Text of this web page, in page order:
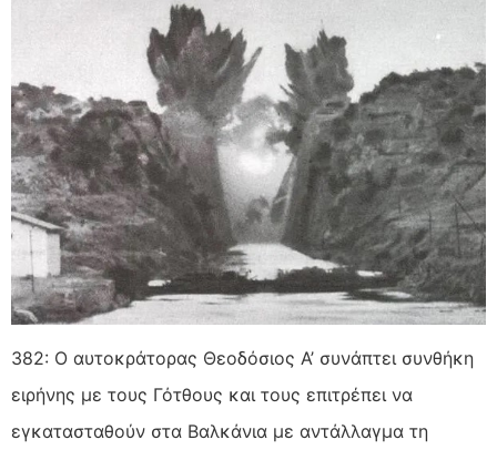
382: Ο αυτοκράτορας Θεοδόσιος Α’ συνάπτει συνθήκη
ειρήνης με τους Γότθους και τους επιτρέπει να
εγκατασταθούν στα Βαλκάνια με αντάλλαγμα τη